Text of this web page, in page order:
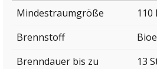
Mindestraumgröße
110
Brennstoff
Brenndauer bis zu
13